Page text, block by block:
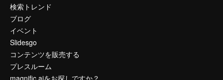
検索トレンド
ブログ
イベント
Slidesgo
コンテンツを販売する
プレスルーム
magnific.aiをお探しですか？